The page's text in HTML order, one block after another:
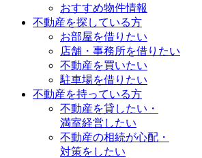
おすすめ物件情報
不動産を探している方
お部屋を借りたい
店舗・事務所を借りたい
不動産を買いたい
駐車場を借りたい
不動産を持っている方
不動産を貸したい・
満室経営したい
不動産の相続が心配・
対策をしたい